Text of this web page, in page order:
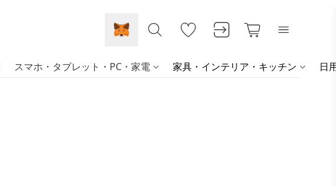
スマホ・タブレット・PC・家電 家具・インテリア・キッチン 日